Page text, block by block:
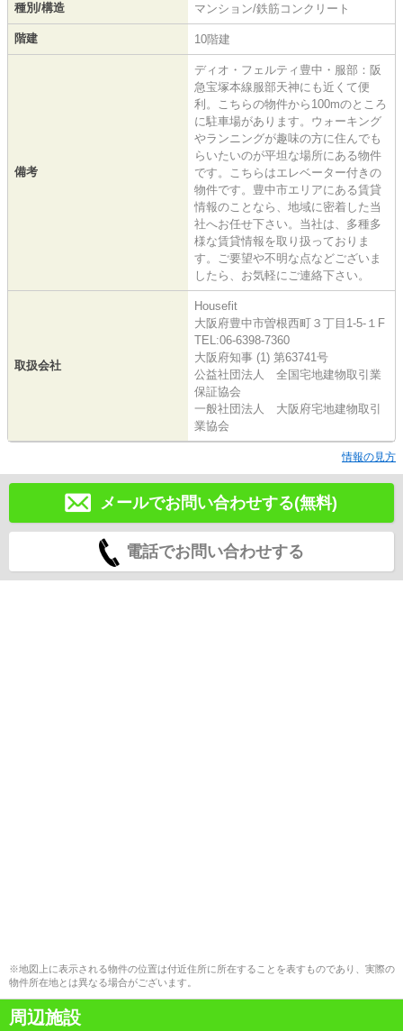
種別/構造 マンション/鉄筋コンクリート
階建 10階建
備考
ディオ・フェルティ豊中・服部：阪
急宝塚本線服部天神にも近くて便
利。こちらの物件から100mのところ
に駐車場があります。ウォーキング
やランニングが趣味の方に住んでも
らいたいのが平坦な場所にある物件
です。こちらはエレベーター付きの
物件です。豊中市エリアにある賃貸
情報のことなら、地域に密着した当
社へお任せ下さい。当社は、多種多
様な賃貸情報を取り扱っておりま
す。ご要望や不明な点などございま
したら、お気軽にご連絡下さい。
取扱会社
Housefit
大阪府豊中市曽根西町３丁目1-5-１F
TEL:06-6398-7360
大阪府知事 (1) 第63741号
公益社団法人 全国宅地建物取引業
保証協会
一般社団法人 大阪府宅地建物取引
業協会
情報の見方
メールでお問い合わせする(無料)
電話でお問い合わせする
※地図上に表示される物件の位置は付近住所に所在することを表すものであり、実際の
物件所在地とは異なる場合がございます。
周辺施設